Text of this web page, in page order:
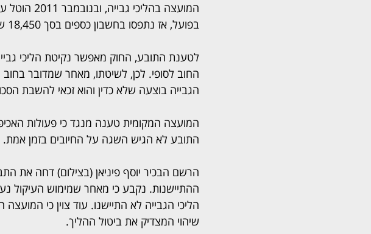
בפועל, אז נתפסו בחשבון כספים בסך 18,450 שקל.
לטענת התובע, החוק מאפשר נקיטת הליכי
הגבייה בוצעה שלא כדין והוא זכאי להשבת הסכום
המועצה המקומית טענה מנגד כי פעולות
התובע לא הגיש השגה על החיובים בזמן אמת.
הליכי הגבייה לא התיישנו. עוד צוין כי
שיהוי המצדיק את ביטול ההליך.